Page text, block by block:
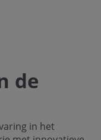
de
in het